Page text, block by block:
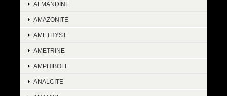
ALMANDINE
AMAZONITE
AMETHYST
AMETRINE
AMPHIBOLE
ANALCITE